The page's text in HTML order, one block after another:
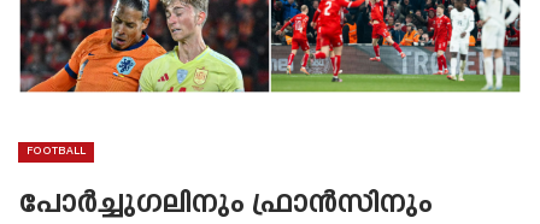
FOOTBALL
പോർച്ചു​ഗലിനും ഫ്രാൻസിനും